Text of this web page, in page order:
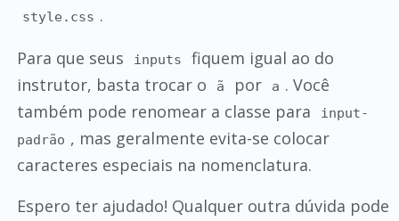
style.css .
Para que seus
inputs
fiquem igual ao do
instrutor, basta trocar o
ã por a . Você
também pode renomear a classe para
input-
padrão , mas geralmente evita-se colocar
caracteres especiais na nomenclatura.
Espero ter ajudado! Qualquer outra dúvida pode